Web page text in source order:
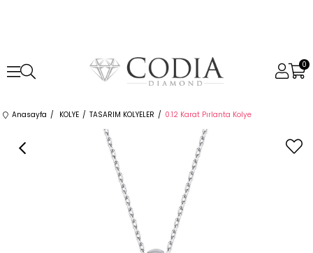
0
Anasayfa KOLYE TASARIM KOLYELER 0.12 Karat Pırlanta Kolye